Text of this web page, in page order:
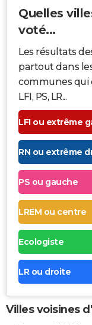
Quelles
voté...
Les résultats
partout dans
communes qui
LFI, PS, LR...
LFI ou extrême
RN ou extrême
PS ou gauche
LREM ou centre
Ecologiste
LR ou droite
Villes voisines